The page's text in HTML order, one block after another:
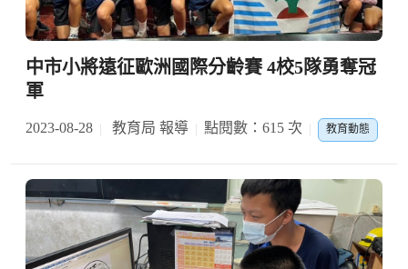
中市小將遠征歐洲國際分齡賽 4校5隊勇奪冠
軍
2023-08-28 教育局 報導 點閱數：615 次 教育動態